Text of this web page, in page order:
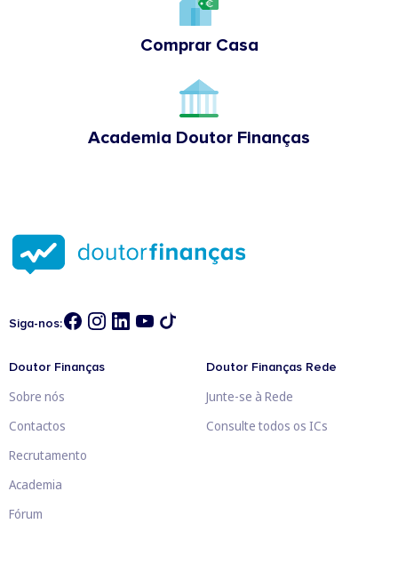
Comprar Casa
Academia Doutor Finanças
Siga-nos:
Doutor Finanças
Sobre nós
Contactos
Recrutamento
Academia
Fórum
Doutor Finanças Rede
Junte-se à Rede
Consulte todos os ICs